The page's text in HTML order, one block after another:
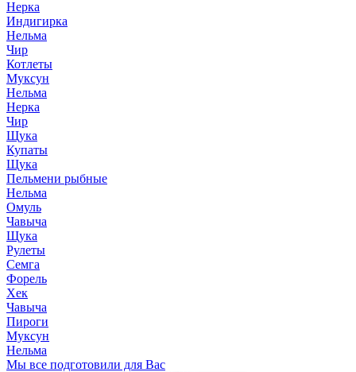
Нерка
Индигирка
Нельма
Чир
Котлеты
Муксун
Нельма
Нерка
Чир
Щука
Купаты
Щука
Пельмени рыбные
Нельма
Омуль
Чавыча
Щука
Рулеты
Семга
Форель
Хек
Чавыча
Пироги
Муксун
Нельма
Мы все подготовили для Вас